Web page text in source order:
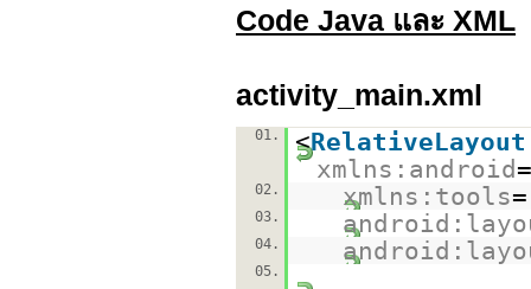
Code Java และ XML
activity_main.xml
01. <RelativeLayout
xmlns:android=
02. xmlns:tools=
03.
04.
05.